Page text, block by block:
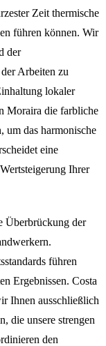
Zeit thermische
führen können. Wir
der
Arbeiten zu
lokaler
Moraira die farbliche
um das harmonische
eine
Ihrer
Überbrückung der
führen
Ergebnissen. Costa
Ihnen ausschließlich
die unsere strengen
den